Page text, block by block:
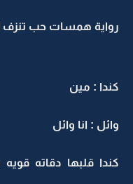
رواية همسات حب تنزف
كندا : مين
وائل : انا وائل
كندا قلبها دقاته